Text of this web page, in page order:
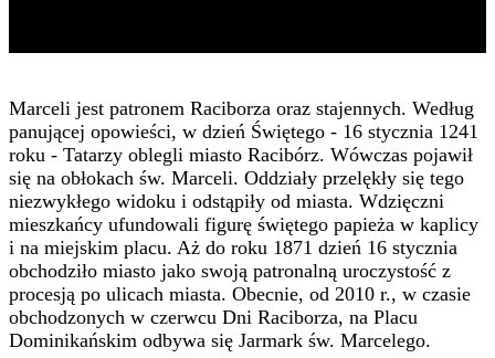
Marceli jest patronem Raciborza oraz stajennych. Według
panującej opowieści, w dzień Świętego - 16 stycznia 1241
roku - Tatarzy oblegli miasto Racibórz. Wówczas pojawił
się na obłokach św. Marceli. Oddziały przelękły się tego
niezwykłego widoku i odstąpiły od miasta. Wdzięczni
mieszkańcy ufundowali figurę świętego papieża w kaplicy
i na miejskim placu. Aż do roku 1871 dzień 16 stycznia
obchodziło miasto jako swoją patronalną uroczystość z
procesją po ulicach miasta. Obecnie, od 2010 r., w czasie
obchodzonych w czerwcu Dni Raciborza, na Placu
Dominikańskim odbywa się Jarmark św. Marcelego.